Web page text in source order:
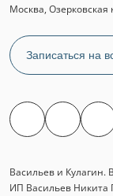
Москва, Озерковская
Записаться на
Васильев и
ИП Васильев Никита